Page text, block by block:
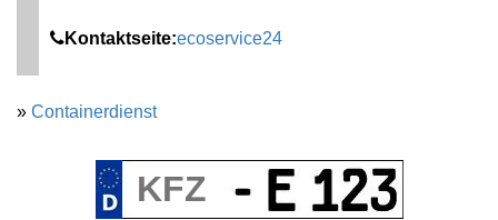
Kontaktseite:ecoservice24
» Containerdienst